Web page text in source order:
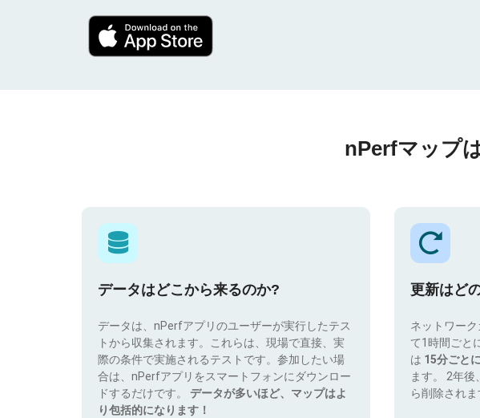
nPerfマップ
データはどこから来るのか?
データは、nPerfアプリのユーザーが実行したテス
トから収集されます。これらは、現場で直接、実
際の条件で実施されるテストです。参加したい場
合は、nPerfアプリをスマートフォンにダウンロー
ドするだけです。 データが多いほど、マップはよ
り包括的になります！
更新はど
ネットワー
て1時間ごと
は 15分ごと
ます。 2年
ら削除されま